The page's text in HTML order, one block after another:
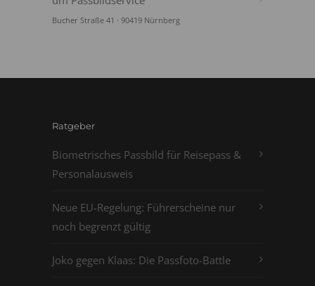
Bucher Straße 41 · 90419 Nürnberg
Ratgeber
Biometrisches Passbild für Reisepass &
Personalausweis
Neue EU-Regelung: Führerscheine nur
noch begrenzt gültig
Joko gegen Klaas: Die Passfoto-Battle